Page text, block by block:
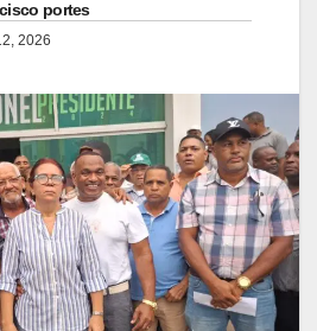
portes
2026